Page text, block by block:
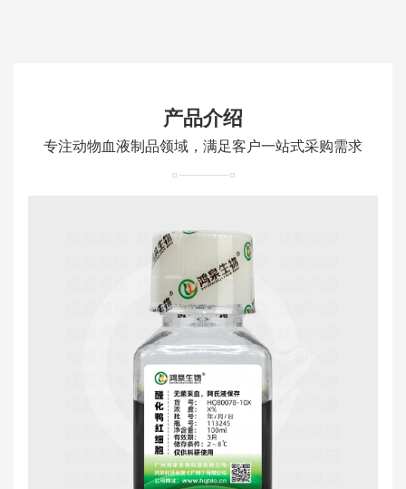
产品介绍
专注动物血液制品领域，满足客户一站式采购需求